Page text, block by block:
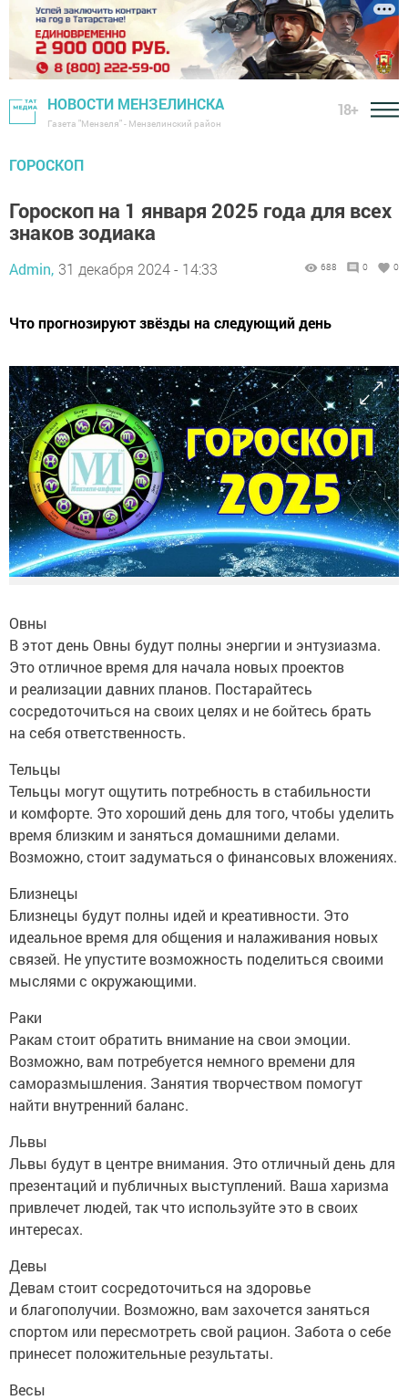
НОВОСТИ МЕНЗЕЛИНСКА
Газета "Мензеля" - Мензелинский район
18+
ГОРОСКОП
Гороскоп на 1 января 2025 года для всех
знаков зодиака
Admin, 31 декабря 2024 - 14:33 688 0 0
Что прогнозируют звёзды на следующий день
Овны
В этот день Овны будут полны энергии и энтузиазма.
Это отличное время для начала новых проектов
и реализации давних планов. Постарайтесь
сосредоточиться на своих целях и не бойтесь брать
на себя ответственность.
Тельцы
Тельцы могут ощутить потребность в стабильности
и комфорте. Это хороший день для того, чтобы уделить
время близким и заняться домашними делами.
Возможно, стоит задуматься о финансовых вложениях.
Близнецы
Близнецы будут полны идей и креативности. Это
идеальное время для общения и налаживания новых
связей. Не упустите возможность поделиться своими
мыслями с окружающими.
Раки
Ракам стоит обратить внимание на свои эмоции.
Возможно, вам потребуется немного времени для
саморазмышления. Занятия творчеством помогут
найти внутренний баланс.
Львы
Львы будут в центре внимания. Это отличный день для
презентаций и публичных выступлений. Ваша харизма
привлечет людей, так что используйте это в своих
интересах.
Девы
Девам стоит сосредоточиться на здоровье
и благополучии. Возможно, вам захочется заняться
спортом или пересмотреть свой рацион. Забота о себе
принесет положительные результаты.
Весы